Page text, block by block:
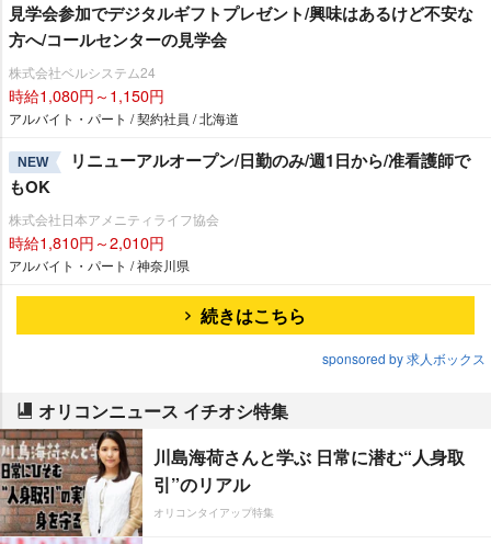
見学会参加でデジタルギフトプレゼント/興味はあるけど不安な
方へ/コールセンターの見学会
株式会社ベルシステム24
時給1,080円～1,150円
アルバイト・パート / 契約社員 / 北海道
NEW
リニューアルオープン/日勤のみ/週1日から/准看護師で
もOK
株式会社日本アメニティライフ協会
時給1,810円～2,010円
アルバイト・パート / 神奈川県
続きはこちら
sponsored by 求人ボックス
オリコンニュース イチオシ特集
川島海荷さんと学ぶ 日常に潜む“人身取
引”のリアル
オリコンタイアップ特集